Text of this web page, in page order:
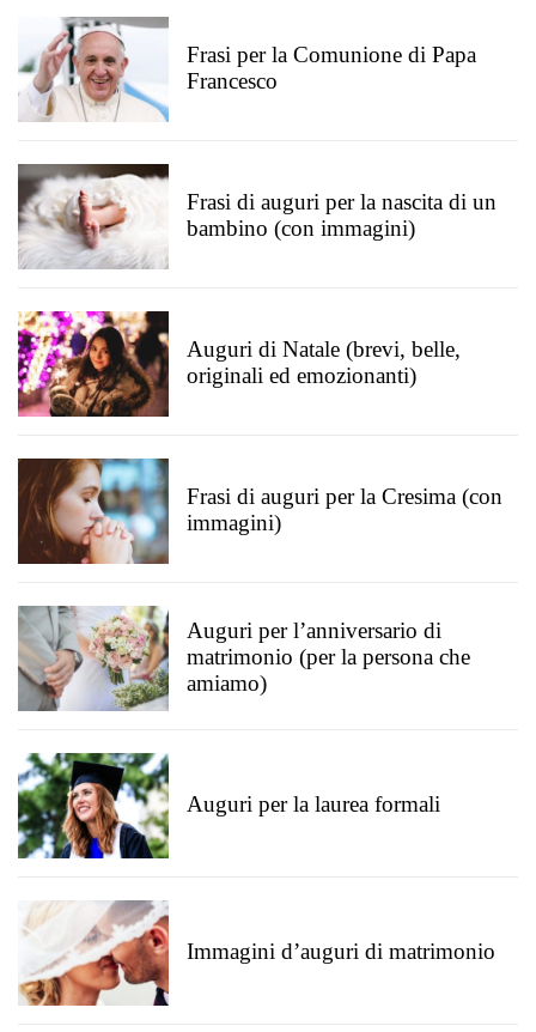
Frasi per la Comunione di Papa
Francesco
Frasi di auguri per la nascita di un
bambino (con immagini)
Auguri di Natale (brevi, belle,
originali ed emozionanti)
Frasi di auguri per la Cresima (con
immagini)
Auguri per l’anniversario di
matrimonio (per la persona che
amiamo)
Auguri per la laurea formali
Immagini d’auguri di matrimonio